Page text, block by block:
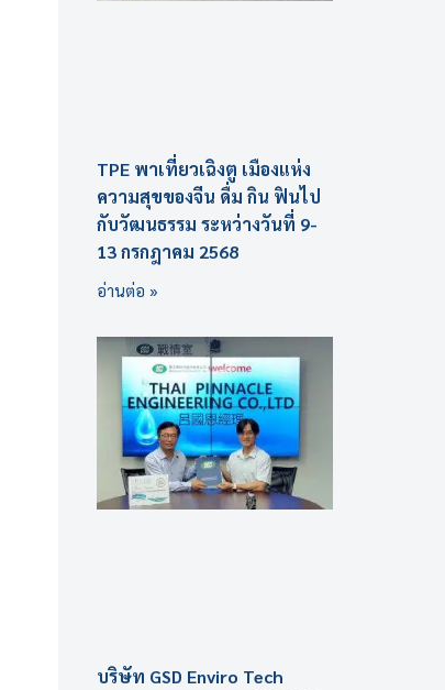
TPE พาเที่ยวเฉิงตู เมืองแห่ง
ความสุขของจีน ดื่ม กิน ฟินไป
กับวัฒนธรรม ระหว่างวันที่ 9-
13 กรกฎาคม 2568
อ่านต่อ »
บริษัท GSD Enviro Tech